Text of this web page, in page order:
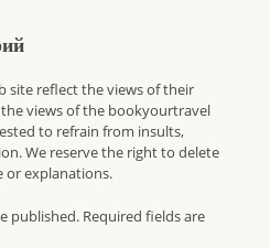
site reflect the views of their
views of the bookyourtravel
to refrain from insults,
We reserve the right to delete
explanations.
published. Required fields are